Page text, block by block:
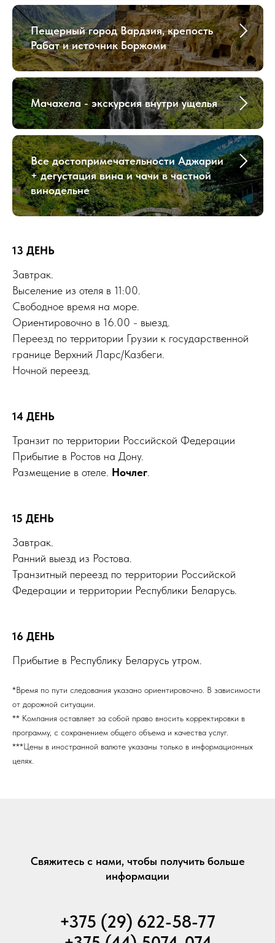
Пещерный город Вардзия, крепость
Рабат и источник Боржоми
Мачахела - экскурсия внутри ущелья
Все достопримечательности Аджарии
+ дегустация вина и чачи в частной
винодельне
13 ДЕНЬ
Завтрак.
Выселение из отеля в 11:00.
Свободное время на море.
Ориентировочно в 16.00 - выезд.
Переезд по территории Грузии к государственной
границе Верхний Ларс/Казбеги.
Ночной переезд.
14 ДЕНЬ
Транзит по территории Российской Федерации
Прибытие в Ростов на Дону.
Размещение в отеле. Ночлег
15 ДЕНЬ
Завтрак.
Ранний выезд из Ростова.
Транзитный переезд по территории Российской
Федерации и территории Республики Беларусь.
16 ДЕНЬ
Прибытие в Республику Беларусь утром.
*Время по пути следования указано ориентировочно. В зависимости
от дорожной ситуации.
** Компания оставляет за собой право вносить корректировки в
программу, с сохранением общего объема и качества услуг.
***Цены в иностранной валюте указаны только в информационных
целях.
Свяжитесь с нами, чтобы получить больше
информации
+375 (29) 622-58-77